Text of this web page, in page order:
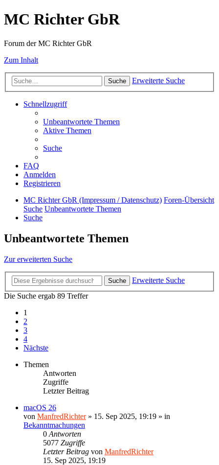
MC Richter GbR
Forum der MC Richter GbR
Zum Inhalt
Suche Erweiterte Suche
Schnellzugriff
Unbeantwortete Themen
Aktive Themen
Suche
FAQ
Anmelden
Registrieren
MC Richter GbR (Impressum / Datenschutz) Foren-Übersicht
Suche Unbeantwortete Themen
Suche
Unbeantwortete Themen
Zur erweiterten Suche
Suche
Erweiterte Suche
Die Suche ergab 89 Treffer
1
2
3
4
Nächste
Themen
Antworten
Zugriffe
Letzter Beitrag
macOS 26
von ManfredRichter» 15. Sep 2025, 19:19 » in
Bekanntmachungen
0 Antworten
5077 Zugriffe
Letzter Beitrag von ManfredRichter
15. Sep 2025, 19:19